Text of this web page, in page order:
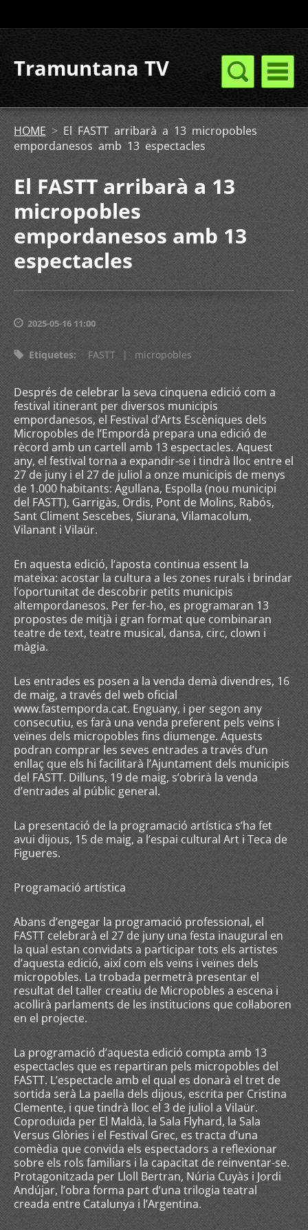
Tramuntana TV
HOME > El FASTT arribarà a 13 micropobles
empordanesos amb 13 espectacles
El FASTT arribarà a 13
micropobles
empordanesos amb 13
espectacles
2025-05-16 11:00
Etiquetes: FASTT | micropobles
Després de celebrar la seva cinquena edició com a
festival itinerant per diversos municipis
empordanesos, el Festival d’Arts Escèniques dels
Micropobles de l’Empordà prepara una edició de
rècord amb un cartell amb 13 espectacles. Aquest
any, el festival torna a expandir-se i tindrà lloc entre el
27 de juny i el 27 de juliol a onze municipis de menys
de 1.000 habitants: Agullana, Espolla (nou municipi
del FASTT), Garrigàs, Ordis, Pont de Molins, Rabós,
Sant Climent Sescebes, Siurana, Vilamacolum,
Vilanant i Vilaür.
En aquesta edició, l’aposta continua essent la
mateixa: acostar la cultura a les zones rurals i brindar
l’oportunitat de descobrir petits municipis
altempordanesos. Per fer-ho, es programaran 13
propostes de mitjà i gran format que combinaran
teatre de text, teatre musical, dansa, circ, clown i
màgia.
Les entrades es posen a la venda demà divendres, 16
de maig, a través del web oficial
www.fastemporda.cat. Enguany, i per segon any
consecutiu, es farà una venda preferent pels veïns i
veïnes dels micropobles fins diumenge. Aquests
podran comprar les seves entrades a través d’un
enllaç que els hi facilitarà l’Ajuntament dels municipis
del FASTT. Dilluns, 19 de maig, s’obrirà la venda
d’entrades al públic general.
La presentació de la programació artística s’ha fet
avui dijous, 15 de maig, a l’espai cultural Art i Teca de
Figueres.
Programació artística
Abans d’engegar la programació professional, el
FASTT celebrarà el 27 de juny una festa inaugural en
la qual estan convidats a participar tots els artistes
d’aquesta edició, així com els veïns i veïnes dels
micropobles. La trobada permetrà presentar el
resultat del taller creatiu de Micropobles a escena i
acollirà parlaments de les institucions que col·laboren
en el projecte.
La programació d’aquesta edició compta amb 13
espectacles que es repartiran pels micropobles del
FASTT. L’espectacle amb el qual es donarà el tret de
sortida serà La paella dels dijous, escrita per Cristina
Clemente, i que tindrà lloc el 3 de juliol a Vilaür.
Coproduïda per El Maldà, la Sala Flyhard, la Sala
Versus Glòries i el Festival Grec, es tracta d’una
comèdia que convida els espectadors a reflexionar
sobre els rols familiars i la capacitat de reinventar-se.
Protagonitzada per Lloll Bertran, Núria Cuyàs i Jordi
Andújar, l’obra forma part d’una trilogia teatral
creada entre Catalunya i l’Argentina.